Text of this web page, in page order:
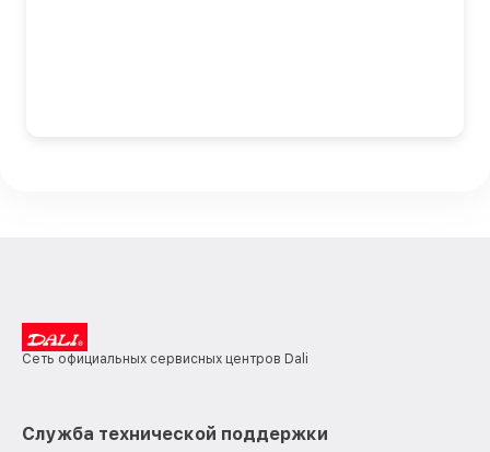
Сеть официальных сервисных центров Dali
Служба технической поддержки